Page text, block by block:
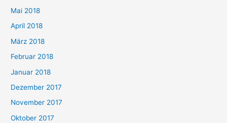
Mai 2018
April 2018
März 2018
Februar 2018
Januar 2018
Dezember 2017
November 2017
Oktober 2017